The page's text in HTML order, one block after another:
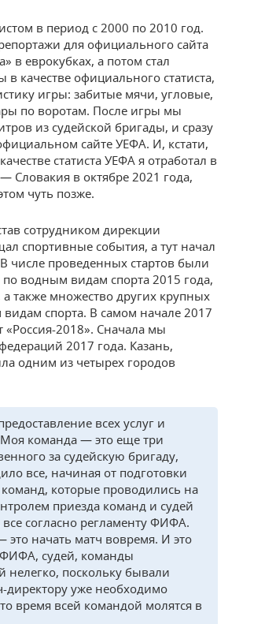
в период с 2000 по 2010 год.
для официального сайта
в еврокубках, а потом стал
качестве официального статиста,
игры: забитые мячи, угловые,
по воротам. После игры мы
из судейской бригады, и сразу
сайте УЕФА. И, кстати,
статиста УЕФА я отработал в
Словакия в октябре 2021 года,
чуть позже.
сотрудником дирекции
спортивные события, а тут начал
числе проведенных стартов были
водным видам спорта 2015 года,
также множество других крупных
спорта. В самом начале 2017
«Россия-2018». Сначала мы
2017 года. Казань,
одним из четырех городов
всех услуг и
Моя команда — это еще три
за судейскую бригаду,
все, начиная от подготовки
которые проводились на
приезда команд и судей
согласно регламенту ФИФА.
начать матч вовремя. И это
ФИФА, судей, команды
нелегко, поскольку бывали
директору уже необходимо
время всей командой молятся в